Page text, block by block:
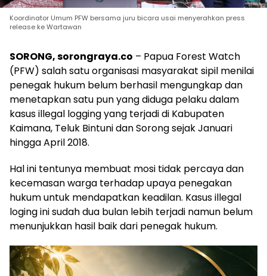
Koordinator Umum PFW bersama juru bicara usai menyerahkan press
release ke Wartawan
SORONG, sorongraya.co – Papua Forest Watch
(PFW) salah satu organisasi masyarakat sipil menilai
penegak hukum belum berhasil mengungkap dan
menetapkan satu pun yang diduga pelaku dalam
kasus illegal logging yang terjadi di Kabupaten
Kaimana, Teluk Bintuni dan Sorong sejak Januari
hingga April 2018.
Hal ini tentunya membuat mosi tidak percaya dan
kecemasan warga terhadap upaya penegakan
hukum untuk mendapatkan keadilan. Kasus illegal
loging ini sudah dua bulan lebih terjadi namun belum
menunjukkan hasil baik dari penegak hukum.